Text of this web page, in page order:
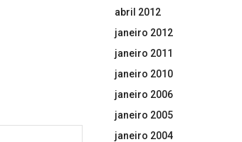
abril 2012
janeiro 2012
janeiro 2011
janeiro 2010
janeiro 2006
janeiro 2005
janeiro 2004